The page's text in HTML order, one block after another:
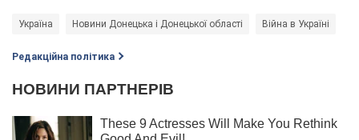
Україна Новини Донецька і Донецької області Війна в Україні
Редакційна політика